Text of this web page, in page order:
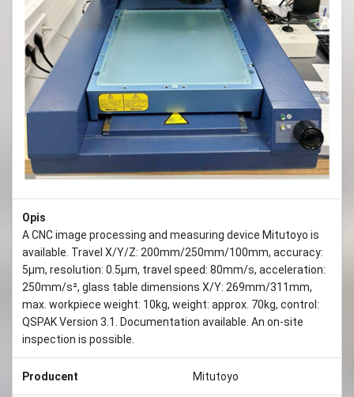
Opis
A CNC image processing and measuring device Mitutoyo is
available. Travel X/Y/Z: 200mm/250mm/100mm, accuracy:
5µm, resolution: 0.5µm, travel speed: 80mm/s, acceleration:
250mm/s², glass table dimensions X/Y: 269mm/311mm,
max. workpiece weight: 10kg, weight: approx. 70kg, control:
QSPAK Version 3.1. Documentation available. An on-site
inspection is possible.
Producent Mitutoyo